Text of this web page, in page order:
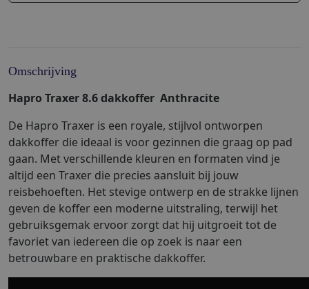
Omschrijving
Hapro Traxer 8.6 dakkoffer Anthracite
De Hapro Traxer is een royale, stijlvol ontworpen
dakkoffer die ideaal is voor gezinnen die graag op pad
gaan. Met verschillende kleuren en formaten vind je
altijd een Traxer die precies aansluit bij jouw
reisbehoeften. Het stevige ontwerp en de strakke lijnen
geven de koffer een moderne uitstraling, terwijl het
gebruiksgemak ervoor zorgt dat hij uitgroeit tot de
favoriet van iedereen die op zoek is naar een
betrouwbare en praktische dakkoffer.